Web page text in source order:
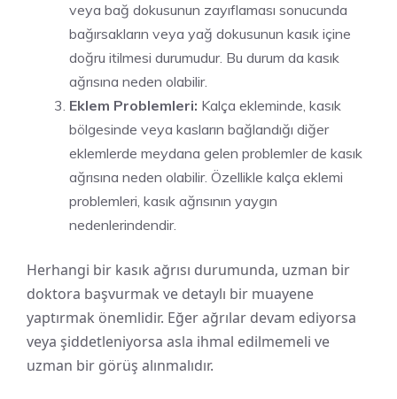
veya bağ dokusunun zayıflaması sonucunda
bağırsakların veya yağ dokusunun kasık içine
doğru itilmesi durumudur. Bu durum da kasık
ağrısına neden olabilir.
Eklem Problemleri: Kalça ekleminde, kasık
bölgesinde veya kasların bağlandığı diğer
eklemlerde meydana gelen problemler de kasık
ağrısına neden olabilir. Özellikle kalça eklemi
problemleri, kasık ağrısının yaygın
nedenlerindendir.
Herhangi bir kasık ağrısı durumunda, uzman bir
doktora başvurmak ve detaylı bir muayene
yaptırmak önemlidir. Eğer ağrılar devam ediyorsa
veya şiddetleniyorsa asla ihmal edilmemeli ve
uzman bir görüş alınmalıdır.